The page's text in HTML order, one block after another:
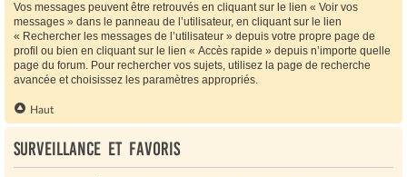
Vos messages peuvent être retrouvés en cliquant sur le lien « Voir vos
messages » dans le panneau de l’utilisateur, en cliquant sur le lien
« Rechercher les messages de l’utilisateur » depuis votre propre page de
profil ou bien en cliquant sur le lien « Accès rapide » depuis n’importe quelle
page du forum. Pour rechercher vos sujets, utilisez la page de recherche
avancée et choisissez les paramètres appropriés.
Haut
Surveillance et favoris